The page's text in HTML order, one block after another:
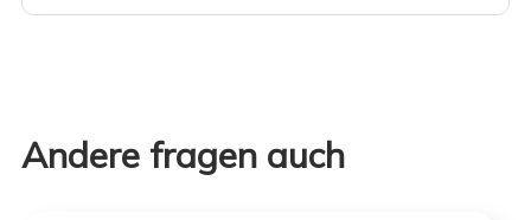
Andere fragen auch